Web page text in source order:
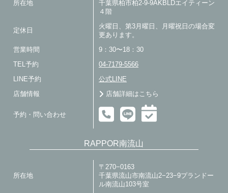
所在地
千葉県柏市柏2-9-9AKBLDエイティーン
４階
定休日
火曜日、第3月曜日、月曜祝日の場合変
更あります。
営業時間 9：30〜18：30
TEL予約 04-7179-5566
LINE予約 公式LINE
店舗情報 店舗詳細はこちら
予約・問い合わせ
RAPPOR南流山
所在地
〒270−0163
千葉県流山市南流山2−23−9プランドー
ル南流山103号室